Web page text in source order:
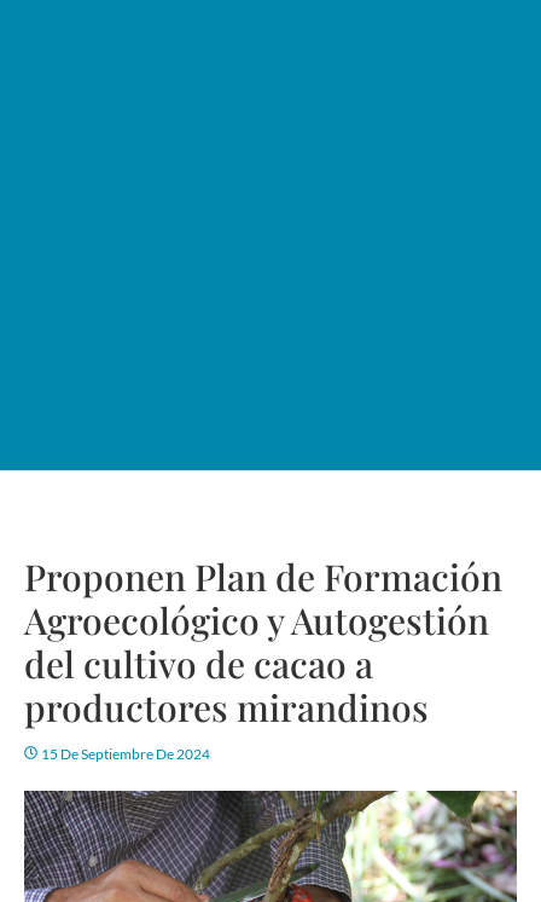
Proponen Plan de Formación
Agroecológico y Autogestión
del cultivo de cacao a
productores mirandinos
15 De Septiembre De 2024